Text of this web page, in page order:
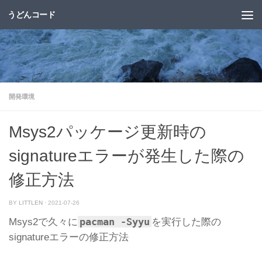
コンテンツへスキップ
うどんコード
開発環境
Msys2パッケージ更新時の
signatureエラーが発生した際の
修正方法
BY LITTLEN · 2021-07-26
Msys2で久々に pacman -Syyu を実行した際の
signatureエラーの修正方法